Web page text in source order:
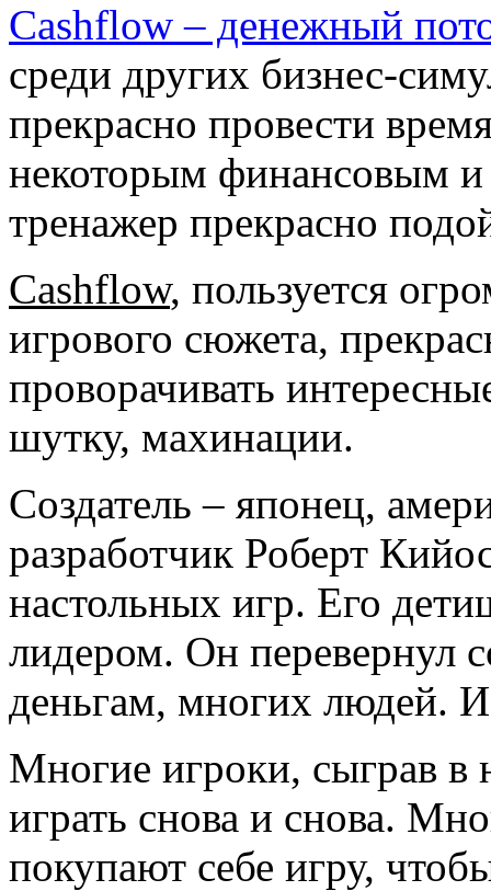
Cashflow – денежный
среди других бизнес-
прекрасно провести
некоторым финансовым и
тренажер прекрасно
Cashflow, пользуется
игрового сюжета,
проворачивать
шутку, махинации.
Создатель – японец,
разработчик Роберт
настольных игр. Его
лидером. Он перевернул
деньгам, многих людей.
Многие игроки, сыграв в
играть снова и снова.
покупают себе игру,